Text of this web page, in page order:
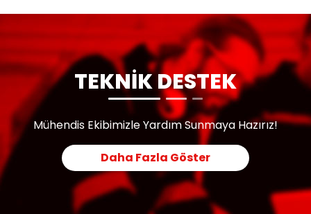
TEKNİK DESTEK
Mühendis Ekibimizle Yardım Sunmaya Hazırız!
Daha Fazla Göster